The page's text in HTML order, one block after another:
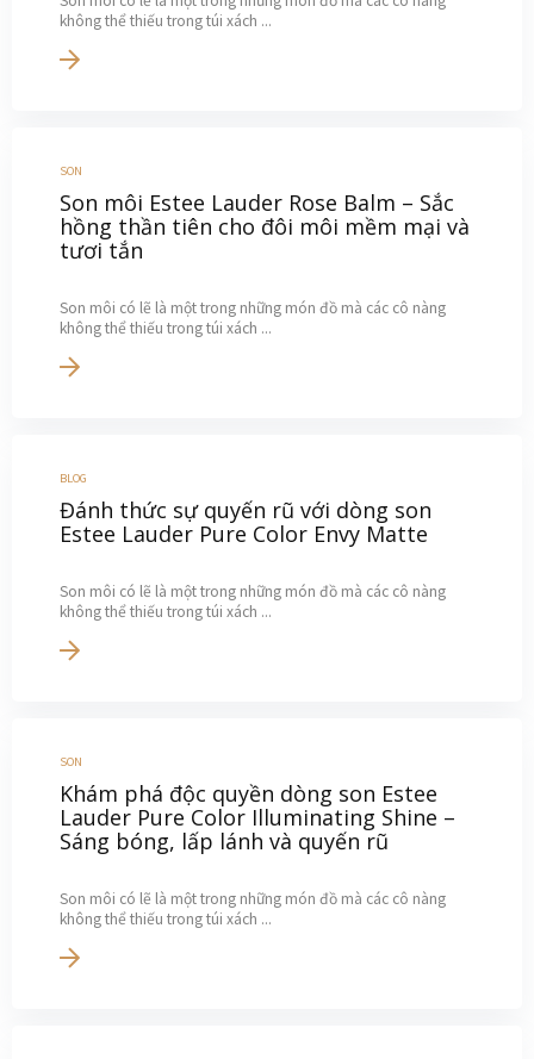
không thể thiếu trong túi xách ...
SON
Son môi Estee Lauder Rose Balm – Sắc
hồng thần tiên cho đôi môi mềm mại và
tươi tắn
Son môi có lẽ là một trong những món đồ mà các cô nàng
không thể thiếu trong túi xách ...
BLOG
Đánh thức sự quyến rũ với dòng son
Estee Lauder Pure Color Envy Matte
Son môi có lẽ là một trong những món đồ mà các cô nàng
không thể thiếu trong túi xách ...
SON
Khám phá độc quyền dòng son Estee
Lauder Pure Color Illuminating Shine –
Sáng bóng, lấp lánh và quyến rũ
Son môi có lẽ là một trong những món đồ mà các cô nàng
không thể thiếu trong túi xách ...